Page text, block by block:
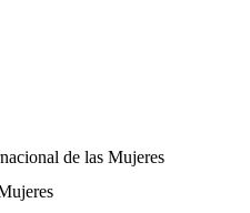
de las Mujeres